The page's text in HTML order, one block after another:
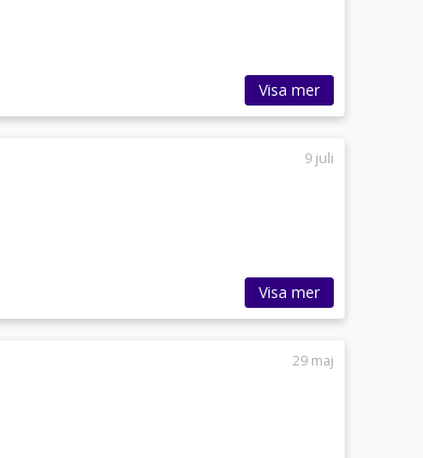
Visa mer
9 juli
Visa mer
29 maj